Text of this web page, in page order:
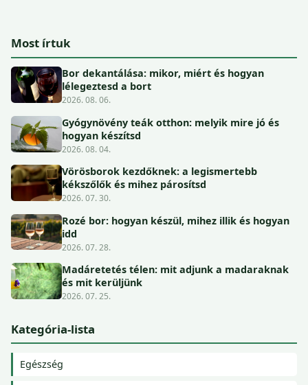
Most írtuk
Bor dekantálása: mikor, miért és hogyan
lélegeztesd a bort
2026. 08. 06.
Gyógynövény teák otthon: melyik mire jó és
hogyan készítsd
2026. 08. 04.
Vörösborok kezdőknek: a legismertebb
kékszőlők és mihez párosítsd
2026. 07. 30.
Rozé bor: hogyan készül, mihez illik és hogyan
idd
2026. 07. 28.
Madáretetés télen: mit adjunk a madaraknak
és mit kerüljünk
2026. 07. 25.
Kategória-lista
Egészség